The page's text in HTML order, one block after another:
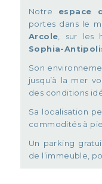
Notre espace
portes dans le
Arcole , sur les
Sophia-
Son
jusqu’à la mer
des conditions
Sa localisation
commodités à
Un parking
de l’immeuble,